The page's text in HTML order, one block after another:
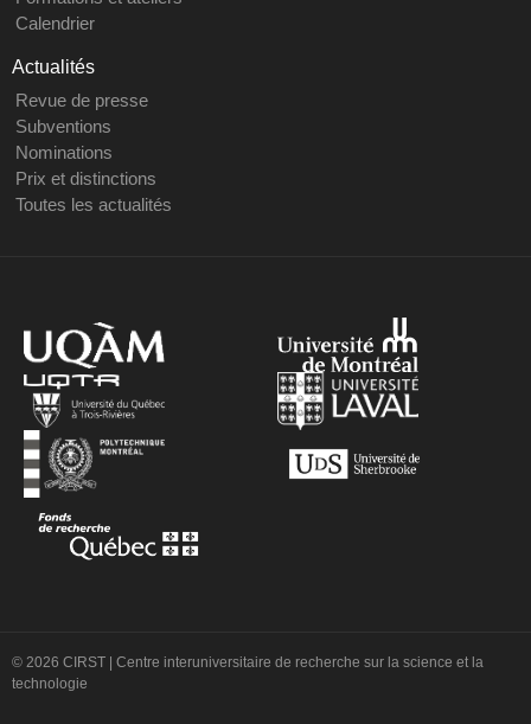
Calendrier
Actualités
Revue de presse
Subventions
Nominations
Prix et distinctions
Toutes les actualités
© 2026 CIRST | Centre interuniversitaire de recherche sur la science et la
technologie